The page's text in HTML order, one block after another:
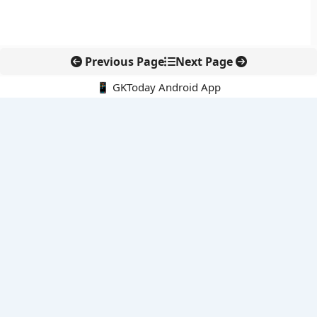
Previous Page Next Page
📱 GKToday Android App